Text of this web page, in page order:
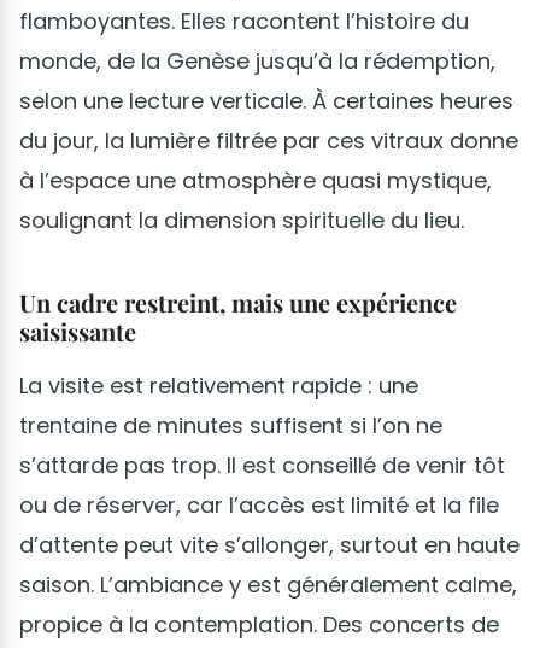
flamboyantes. Elles racontent l’histoire du
monde, de la Genèse jusqu’à la rédemption,
selon une lecture verticale. À certaines heures
du jour, la lumière filtrée par ces vitraux donne
à l’espace une atmosphère quasi mystique,
soulignant la dimension spirituelle du lieu.
Un cadre restreint, mais une expérience
saisissante
La visite est relativement rapide : une
trentaine de minutes suffisent si l’on ne
s’attarde pas trop. Il est conseillé de venir tôt
ou de réserver, car l’accès est limité et la file
d’attente peut vite s’allonger, surtout en haute
saison. L’ambiance y est généralement calme,
propice à la contemplation. Des concerts de